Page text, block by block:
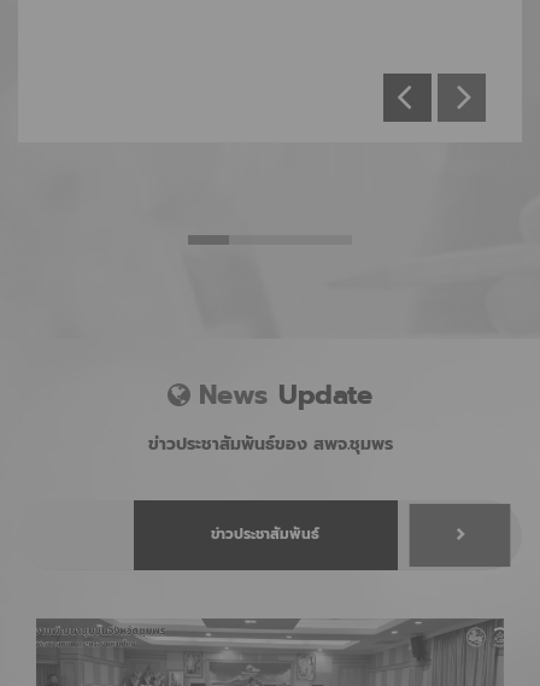
News Update
ข่าวประชาสัมพันธ์ของ สพจ.ชุมพร
ข่าวประชาสัมพันธ์